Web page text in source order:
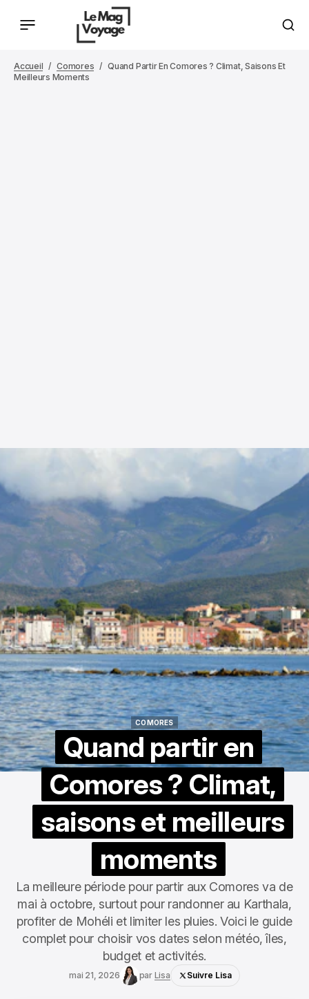
Accueil Comores
Quand Partir En Comores ? Climat, Saisons Et
Meilleurs Moments
COMORES
Quand partir en
Comores ? Climat,
saisons et meilleurs
moments
La meilleure période pour partir aux Comores va de
mai à octobre, surtout pour randonner au Karthala,
profiter de Mohéli et limiter les pluies. Voici le guide
complet pour choisir vos dates selon météo, îles,
budget et activités.
mai 21, 2026 par Lisa Suivre Lisa